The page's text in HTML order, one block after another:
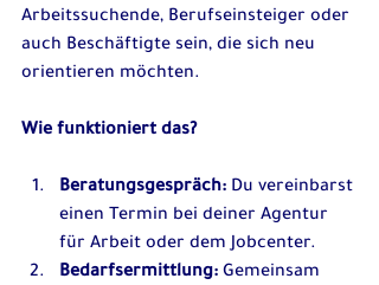
Arbeitssuchende, Berufseinsteiger oder
auch Beschäftigte sein, die sich neu
orientieren möchten.
Wie funktioniert das?
Beratungsgespräch: Du vereinbarst
einen Termin bei deiner Agentur
für Arbeit oder dem Jobcenter.
Bedarfsermittlung: Gemeinsam